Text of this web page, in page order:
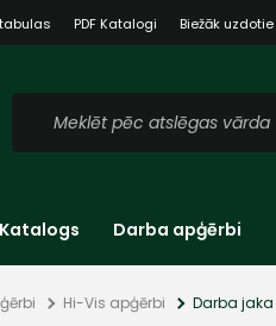
PDF Katalogi Biežāk
Katalogs Darba apģērbi
Hi-Vis apģērbi Darba jaka